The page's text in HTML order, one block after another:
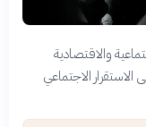
والاقتصادية
الاجتماعي